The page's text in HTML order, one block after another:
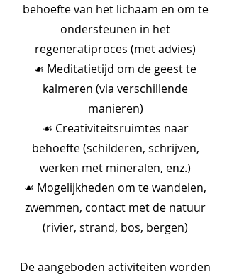
behoefte van het lichaam en om te
ondersteunen in het
regeneratiproces (met advies)
☙ Meditatietijd om de geest te
kalmeren (via verschillende
manieren)
☙ Creativiteitsruimtes naar
behoefte (schilderen, schrijven,
werken met mineralen, enz.)
☙ Mogelijkheden om te wandelen,
zwemmen, contact met de natuur
(rivier, strand, bos, bergen)
De aangeboden activiteiten worden